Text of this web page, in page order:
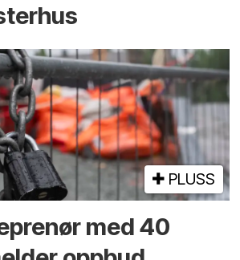
PLUSS
med 40